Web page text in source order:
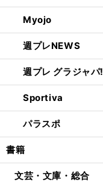
Myojo
週プレNEWS
週プレ グラジャパ!
Sportiva
パラスポ
書籍
文芸・文庫・総合